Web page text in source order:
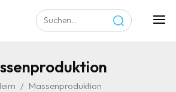
/ Massenproduktion